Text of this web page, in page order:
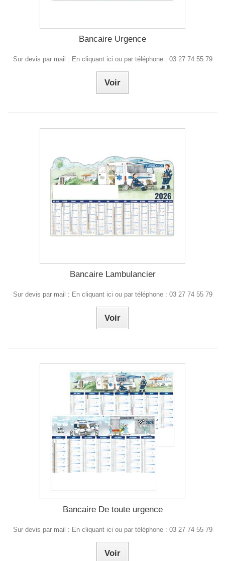
Bancaire Urgence
Sur devis par mail : En cliquant ici ou par téléphone : 03 27 74 55 79
Voir
Bancaire Lambulancier
Sur devis par mail : En cliquant ici ou par téléphone : 03 27 74 55 79
Voir
Bancaire De toute urgence
Sur devis par mail : En cliquant ici ou par téléphone : 03 27 74 55 79
Voir